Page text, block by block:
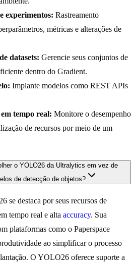
experimentos: Rastreamento
métricas e alterações de
datasets: Gerencie seus conjuntos de
dentro do Gradient.
Implante modelos como REST APIs
tempo real: Monitore o desempenho
de recursos por meio de um
o YOLO26 da Ultralytics em vez de
de detecção de objetos?
se destaca por seus recursos de
tempo real e alta accuracy. Sua
plataformas como o Paperspace
ao simplificar o processo
O YOLO26 oferece suporte a